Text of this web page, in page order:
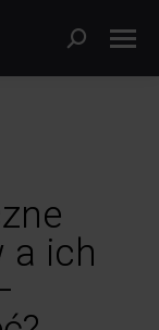
a ich